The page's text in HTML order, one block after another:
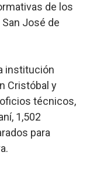
de los
José de
institución
Cristóbal y
técnicos,
1,502
para